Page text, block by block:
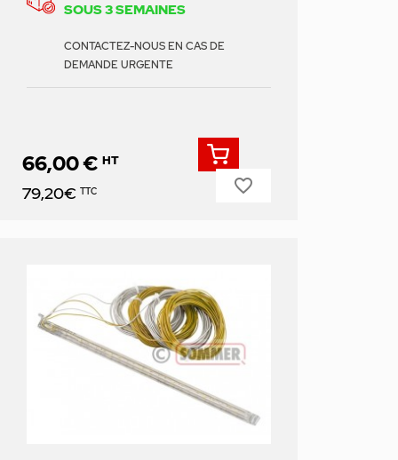
SOUS 3 SEMAINES
CONTACTEZ-NOUS EN CAS DE
DEMANDE URGENTE
Prix
66,00 € HT
79,20€ TTC favorite_border